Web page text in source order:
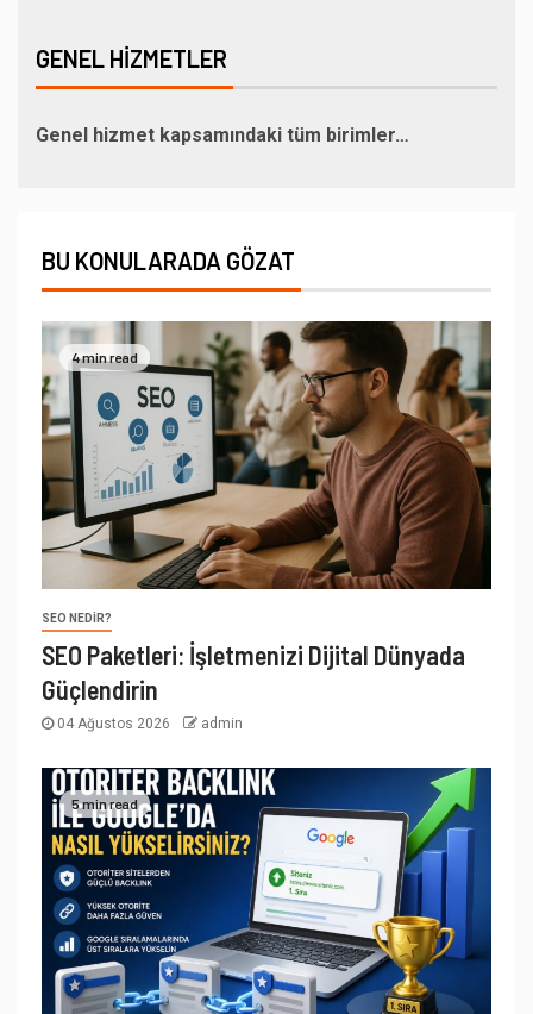
GENEL HIZMETLER
Genel hizmet kapsamındaki tüm birimler…
BU KONULARADA GÖZAT
4 min read
SEO NEDIR?
SEO Paketleri: İşletmenizi Dijital Dünyada
Güçlendirin
04 Ağustos 2026 admin
5 min read